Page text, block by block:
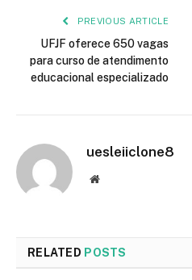
PREVIOUS ARTICLE
UFJF oferece 650 vagas
para curso de atendimento
educacional especializado
uesleiiclone8
Website
RELATED POSTS